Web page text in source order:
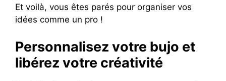
Et voilà, vous êtes parés pour organiser vos
idées comme un pro !
Personnalisez votre bujo et
libérez votre créativité